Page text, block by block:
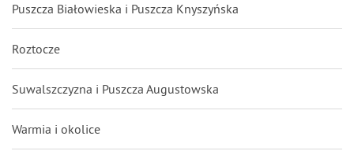
Puszcza Białowieska i Puszcza Knyszyńska
Roztocze
Suwalszczyzna i Puszcza Augustowska
Warmia i okolice